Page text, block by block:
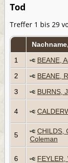
Tod
Treffer 1 bis 29
1
BEANE,
2
BEANE,
3
BURNS,
4
5
CHILDS,
Coleman
6 FEYLER,